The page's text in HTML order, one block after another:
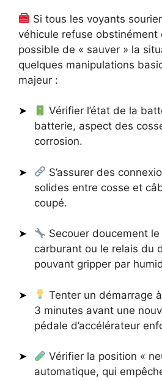
Si tous les voyants
véhicule refuse obstinément
possible de « sauver » la
quelques manipulations
majeur :
Vérifier l’état de la
batterie, aspect des
corrosion.
S’assurer des
solides entre cosse et
coupé.
Secouer doucement
carburant ou le relais du
pouvant gripper par
Tenter un démarrage
3 minutes avant une
pédale d’accélérateur
Vérifier la position «
automatique, qui